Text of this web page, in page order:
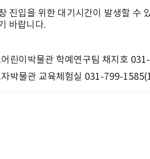
진입을 위한 대기시간이 발생할 수
바랍니다.
린이박물관 학예연구팀 채지호
박물관 교육체험실 031-799-